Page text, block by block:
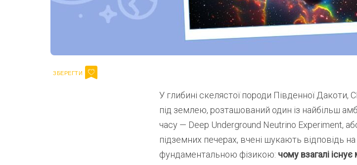
У глибині скелястої породи Південної Дакоти,
під землею, розташований один із найбільш
часу — Deep Underground Neutrino Experiment,
підземних печерах, вчені шукають відповідь
фундаментальною фізикою: чому взагалі